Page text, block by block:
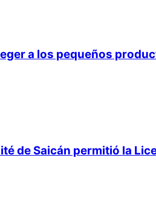
a los pequeños
de Saicán permitió la